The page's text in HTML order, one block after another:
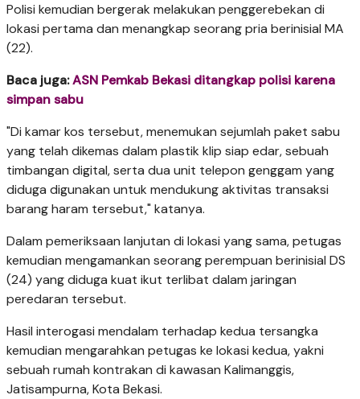
Polisi kemudian bergerak melakukan penggerebekan di
lokasi pertama dan menangkap seorang pria berinisial MA
(22).
Baca juga:ASN Pemkab Bekasi ditangkap polisi karena
simpan sabu
"​Di kamar kos tersebut, menemukan sejumlah paket sabu
yang telah dikemas dalam plastik klip siap edar, sebuah
timbangan digital, serta dua unit telepon genggam yang
diduga digunakan untuk mendukung aktivitas transaksi
barang haram tersebut," katanya.
​Dalam pemeriksaan lanjutan di lokasi yang sama, petugas
kemudian mengamankan seorang perempuan berinisial DS
(24) yang diduga kuat ikut terlibat dalam jaringan
peredaran tersebut.
​Hasil interogasi mendalam terhadap kedua tersangka
kemudian mengarahkan petugas ke lokasi kedua, yakni
sebuah rumah kontrakan di kawasan Kalimanggis,
Jatisampurna, Kota Bekasi.